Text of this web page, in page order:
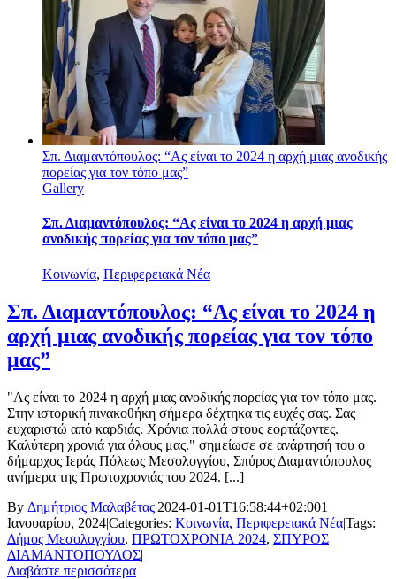
Σπ. Διαμαντόπουλος: “Ας είναι το 2024 η αρχή μιας ανοδικής
πορείας για τον τόπο μας”
Gallery
Σπ. Διαμαντόπουλος: “Ας είναι το 2024 η αρχή μιας
ανοδικής πορείας για τον τόπο μας”
Κοινωνία, Περιφερειακά Νέα
Σπ. Διαμαντόπουλος: “Ας είναι το 2024 η
αρχή μιας ανοδικής πορείας για τον τόπο
μας”
"Ας είναι το 2024 η αρχή μιας ανοδικής πορείας για τον τόπο μας.
Στην ιστορική πινακοθήκη σήμερα δέχτηκα τις ευχές σας. Σας
ευχαριστώ από καρδιάς. Χρόνια πολλά στους εορτάζοντες.
Καλύτερη χρονιά για όλους μας." σημείωσε σε ανάρτησή του ο
δήμαρχος Ιεράς Πόλεως Μεσολογγίου, Σπύρος Διαμαντόπουλος
ανήμερα της Πρωτοχρονιάς του 2024. [...]
By Δημήτριος Μαλαβέτας|2024-01-01T16:58:44+02:001
Ιανουαρίου, 2024|Categories: Κοινωνία, Περιφερειακά Νέα|Tags:
Δήμος Μεσολογγίου, ΠΡΩΤΟΧΡΟΝΙΑ 2024, ΣΠΥΡΟΣ
ΔΙΑΜΑΝΤΟΠΟΥΛΟΣ|
Διαβάστε περισσότερα